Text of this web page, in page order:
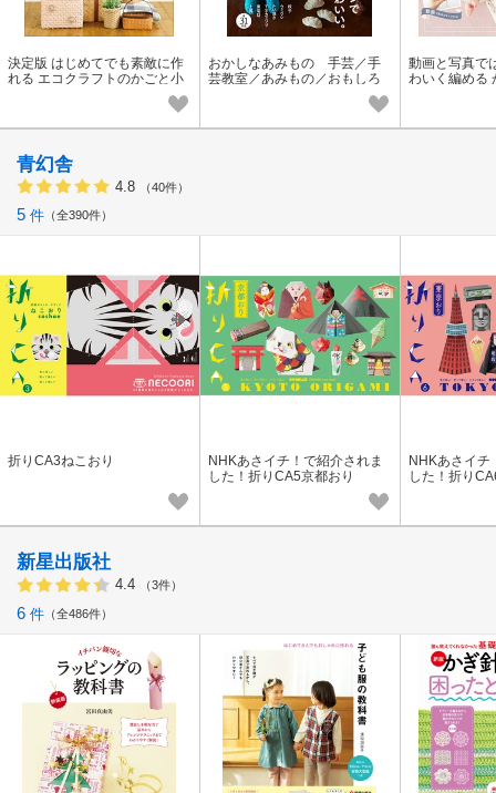
決定版 はじめてでも素敵に作
れる エコクラフトのかごと小
物 手芸／手づくり／ハンド
おかしなあみもの 手芸／手
芸教室／あみもの／おもしろ
動画と写真で
わいく編める
青幻舎
4.8 （40件）
5 件 全390件
折りCA3ねこおり
NHKあさイチ！で紹介されま
した！折りCA5京都おり
NHKあさイチ
した！折り
新星出版社
4.4 （3件）
6 件 全486件